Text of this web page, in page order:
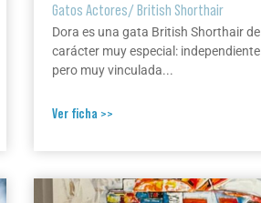
Gatos Actores/British Shorthair
Dora es una gata British Shorthair de
carácter muy especial: independiente
pero muy vinculada...
Ver ficha >>